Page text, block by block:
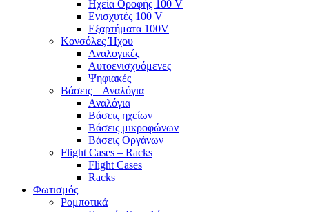
Ηχεία Οροφής 100 V
Ενισχυτές 100 V
Εξαρτήματα 100V
Κονσόλες Ήχου
Αναλογικές
Αυτοενισχυόμενες
Ψηφιακές
Βάσεις – Αναλόγια
Αναλόγια
Βάσεις ηχείων
Βάσεις μικροφώνων
Βάσεις Οργάνων
Flight Cases – Racks
Flight Cases
Racks
Φωτισμός
Ρομποτικά